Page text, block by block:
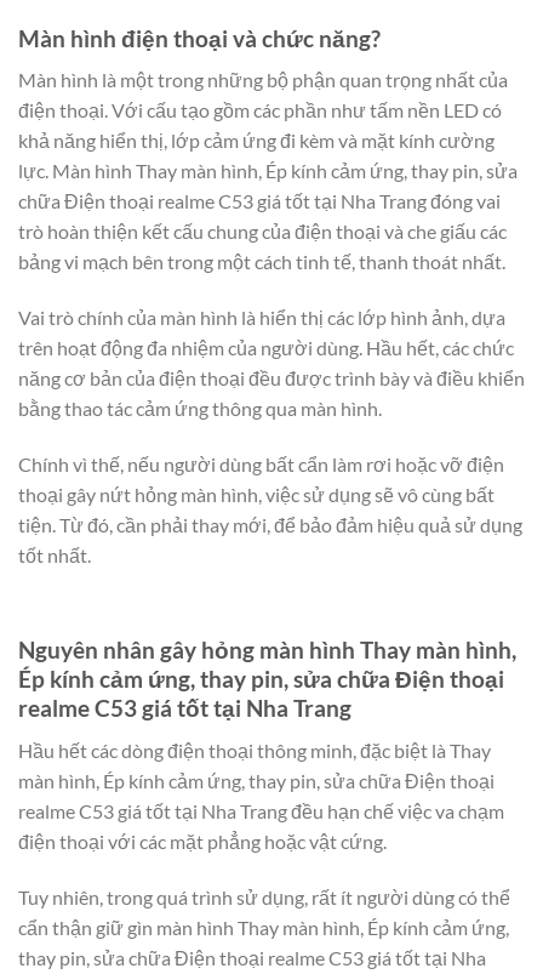
Màn hình điện thoại và chức năng?
Màn hình là một trong những bộ phận quan trọng nhất của
điện thoại. Với cấu tạo gồm các phần như tấm nền LED có
khả năng hiển thị, lớp cảm ứng đi kèm và mặt kính cường
lực. Màn hình Thay màn hình, Ép kính cảm ứng, thay pin, sửa
chữa Điện thoại realme C53 giá tốt tại Nha Trang đóng vai
trò hoàn thiện kết cấu chung của điện thoại và che giấu các
bảng vi mạch bên trong một cách tinh tế, thanh thoát nhất.
Vai trò chính của màn hình là hiển thị các lớp hình ảnh, dựa
trên hoạt động đa nhiệm của người dùng. Hầu hết, các chức
năng cơ bản của điện thoại đều được trình bày và điều khiển
bằng thao tác cảm ứng thông qua màn hình.
Chính vì thế, nếu người dùng bất cẩn làm rơi hoặc vỡ điện
thoại gây nứt hỏng màn hình, việc sử dụng sẽ vô cùng bất
tiện. Từ đó, cần phải thay mới, để bảo đảm hiệu quả sử dụng
tốt nhất.
Nguyên nhân gây hỏng màn hình Thay màn hình,
Ép kính cảm ứng, thay pin, sửa chữa Điện thoại
realme C53 giá tốt tại Nha Trang
Hầu hết các dòng điện thoại thông minh, đặc biệt là Thay
màn hình, Ép kính cảm ứng, thay pin, sửa chữa Điện thoại
realme C53 giá tốt tại Nha Trang đều hạn chế việc va chạm
điện thoại với các mặt phẳng hoặc vật cứng.
Tuy nhiên, trong quá trình sử dụng, rất ít người dùng có thể
cẩn thận giữ gìn màn hình Thay màn hình, Ép kính cảm ứng,
thay pin, sửa chữa Điện thoại realme C53 giá tốt tại Nha